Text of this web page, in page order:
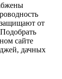
от
сайте
дачных